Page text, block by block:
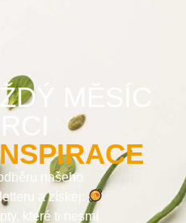
MĚSÍC
našeho
a získej:
které ti nesmí